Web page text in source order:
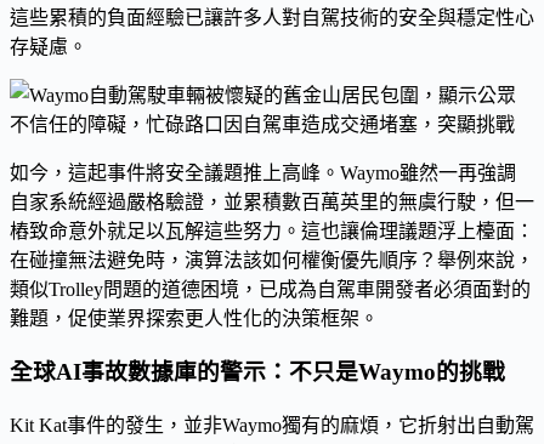
這些累積的負面經驗已讓許多人對自駕技術的安全與穩定性心
存疑慮。
如今，這起事件將安全議題推上高峰。Waymo雖然一再強調
自家系統經過嚴格驗證，並累積數百萬英里的無虞行駛，但一
樁致命意外就足以瓦解這些努力。這也讓倫理議題浮上檯面：
在碰撞無法避免時，演算法該如何權衡優先順序？舉例來說，
類似Trolley問題的道德困境，已成為自駕車開發者必須面對的
難題，促使業界探索更人性化的決策框架。
全球AI事故數據庫的警示：不只是Waymo的挑戰
Kit Kat事件的發生，並非Waymo獨有的麻煩，它折射出自動駕